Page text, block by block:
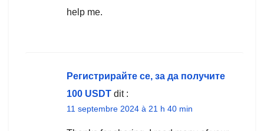
help me.
Регистрирайте се, за да получите
100 USDT dit :
11 septembre 2024 à 21 h 40 min